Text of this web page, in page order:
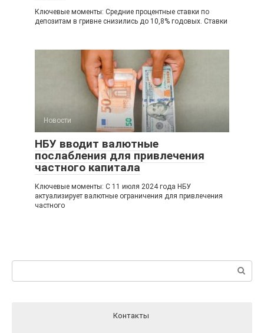
Ключевые моменты: Средние процентные ставки по
депозитам в гривне снизились до 10,8% годовых. Ставки
Новости
НБУ вводит валютные
послабления для привлечения
частного капитала
Ключевые моменты: С 11 июля 2024 года НБУ
актуализирует валютные ограничения для привлечения
частного
Поиск:
Контакты